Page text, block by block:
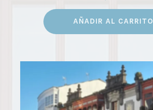
AÑADIR AL CARRITO